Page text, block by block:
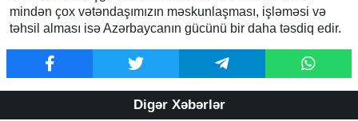
mindən çox vətəndaşımızın məskunlaşması, işləməsi və
təhsil alması isə Azərbaycanın gücünü bir daha təsdiq edir.
Digər Xəbərlər